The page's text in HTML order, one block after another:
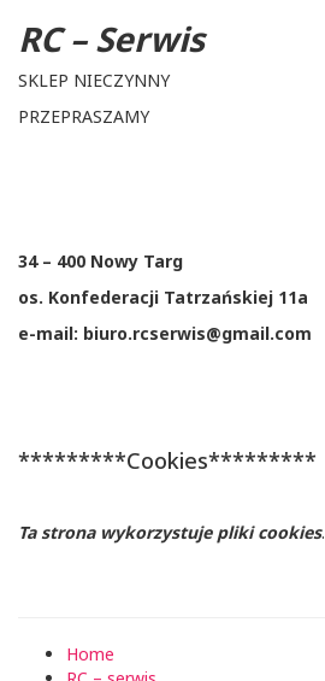
RC – Serwis
SKLEP NIECZYNNY
PRZEPRASZAMY
34 – 400 Nowy Targ
os. Konfederacji Tatrzańskiej 11a
e-mail: biuro.rcserwis@gmail.com
*********Cookies*********
Ta strona wykorzystuje pliki cookies.
Home